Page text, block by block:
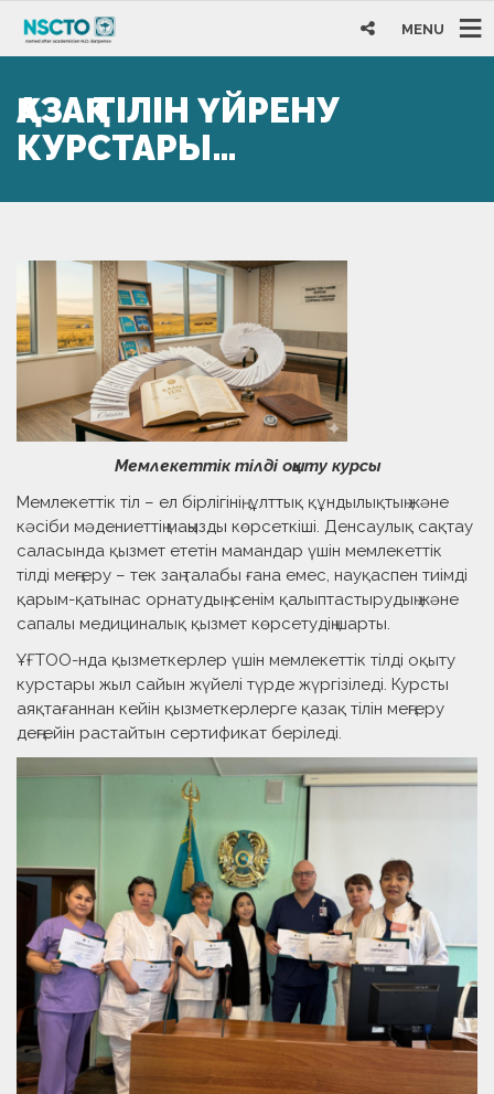
MENU
ҚАЗАҚ ТІЛІН ҮЙРЕНУ
КУРСТАРЫ…
Мемлекеттік тілді оқыту курсы
Мемлекеттік тіл – ел бірлігінің, ұлттық құндылықтың және
кәсіби мәдениеттің маңызды көрсеткіші. Денсаулық сақтау
саласында қызмет ететін мамандар үшін мемлекеттік
тілді меңгеру – тек заң талабы ғана емес, науқаспен тиімді
қарым-қатынас орнатудың, сенім қалыптастырудың және
сапалы медициналық қызмет көрсетудің шарты.
ҰҒТОО-нда қызметкерлер үшін мемлекеттік тілді оқыту
курстары жыл сайын жүйелі түрде жүргізіледі. Курсты
аяқтағаннан кейін қызметкерлерге қазақ тілін меңгеру
деңгейін растайтын сертификат беріледі.